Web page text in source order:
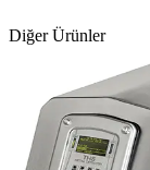
Diğer Ürünler